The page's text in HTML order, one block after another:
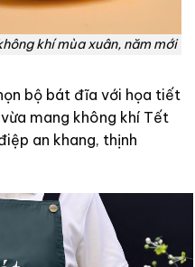
khí mùa xuân, năm mới
bộ bát đĩa với họa tiết
vừa mang không khí Tết
an khang, thịnh